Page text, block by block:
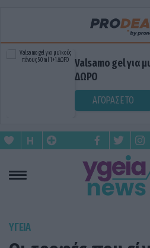
Valsamo gel για
ΔΩΡΟ
ΑΓΟΡΑΣΕ ΤΟ
ΥΓΕΙΑ